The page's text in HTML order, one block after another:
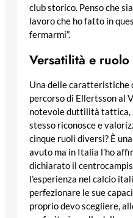
club storico. Penso che
lavoro che ho fatto in
fermarmi”.
Versatilità e
Una delle caratteristiche
percorso di Ellertsson al
notevole duttilità tattica,
stesso riconosce e
cinque ruoli diversi? È
avuto ma in Italia l’ho
dichiarato il
l’esperienza nel calcio
perfezionare le sue
proprio devo scegliere,